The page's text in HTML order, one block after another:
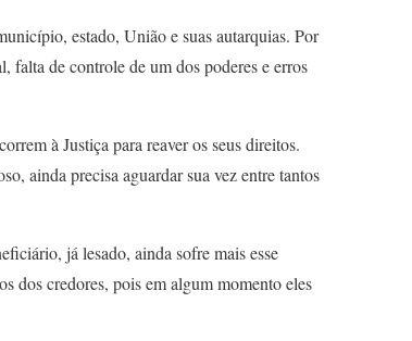
estado, União e suas autarquias. Por
falta de controle de um dos poderes e erros
à Justiça para reaver os seus direitos.
ainda precisa aguardar sua vez entre tantos
já lesado, ainda sofre mais esse
dos credores, pois em algum momento eles